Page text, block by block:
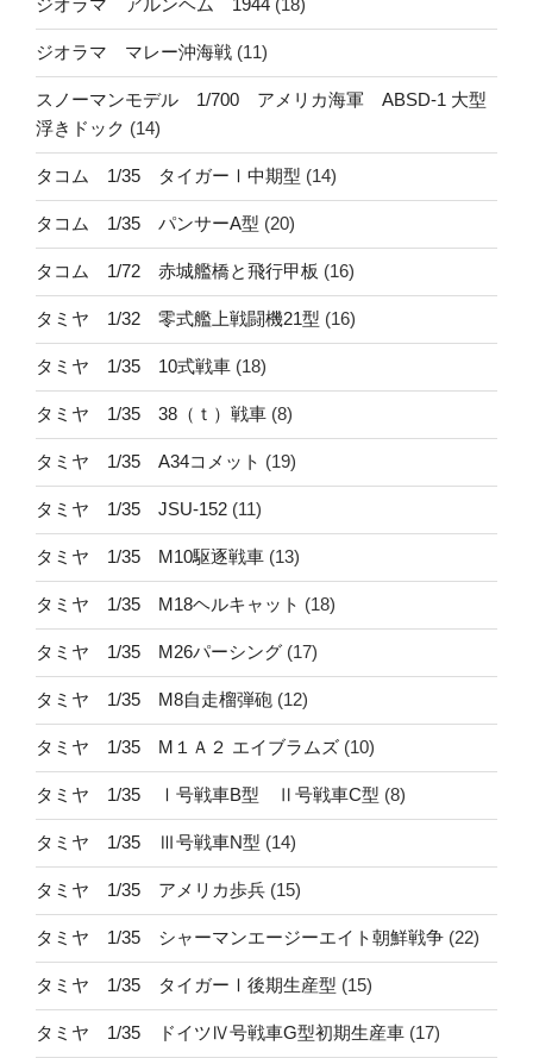
ジオラマ アルンヘム 1944 (18)
ジオラマ マレー沖海戦 (11)
スノーマンモデル 1/700 アメリカ海軍 ABSD-1 大型
浮きドック (14)
タコム 1/35 タイガーⅠ中期型 (14)
タコム 1/35 パンサーA型 (20)
タコム 1/72 赤城艦橋と飛行甲板 (16)
タミヤ 1/32 零式艦上戦闘機21型 (16)
タミヤ 1/35 10式戦車 (18)
タミヤ 1/35 38（ｔ）戦車 (8)
タミヤ 1/35 A34コメット (19)
タミヤ 1/35 JSU-152 (11)
タミヤ 1/35 M10駆逐戦車 (13)
タミヤ 1/35 M18ヘルキャット (18)
タミヤ 1/35 M26パーシング (17)
タミヤ 1/35 M8自走榴弾砲 (12)
タミヤ 1/35 M１Ａ２ エイブラムズ (10)
タミヤ 1/35 Ⅰ号戦車B型 Ⅱ号戦車C型 (8)
タミヤ 1/35 Ⅲ号戦車N型 (14)
タミヤ 1/35 アメリカ歩兵 (15)
タミヤ 1/35 シャーマンエージーエイト朝鮮戦争 (22)
タミヤ 1/35 タイガーⅠ後期生産型 (15)
タミヤ 1/35 ドイツⅣ号戦車G型初期生産車 (17)